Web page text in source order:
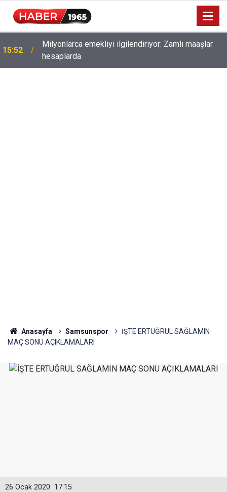
15:52
Milyonlarca emekliyi ilgilendiriyor: Zamlı maaşlar
hesaplarda
Anasayfa Samsunspor
İŞTE ERTUĞRUL SAĞLAMIN
MAÇ SONU AÇIKLAMALARI
17:15
26 Ocak 2020